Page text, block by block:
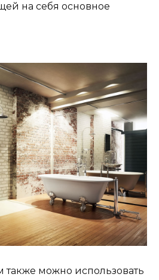
на себя основное
можно использовать